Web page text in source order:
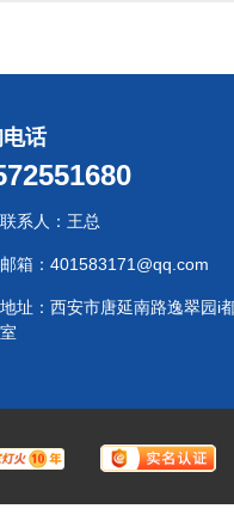
话
联系人：王总
邮箱：401583171@qq.com
地址：西安市唐延南路逸翠园i
室